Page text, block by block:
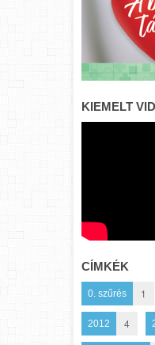
KIEMELT
CÍMKÉK
0. szűrés 1
2012 4